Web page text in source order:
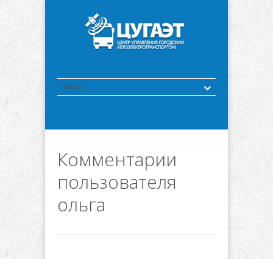
Комментарии
пользователя
ольга